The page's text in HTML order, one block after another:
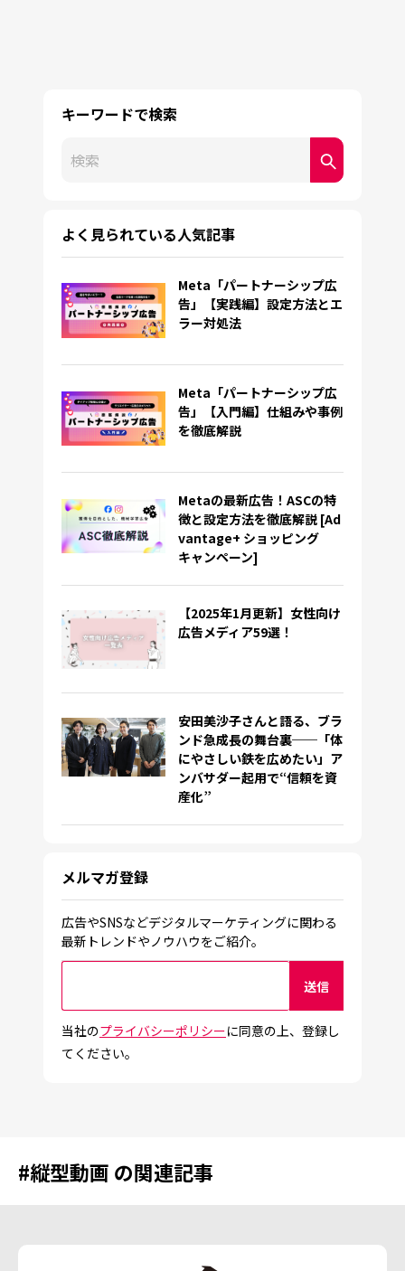
キーワードで検索
これは、自動候補機能付きの検索フィールドです。
よく見られている人気記事
Meta「パートナーシップ広
告」【実践編】設定方法とエ
ラー対処法
Meta「パートナーシップ広
告」【入門編】仕組みや事例
を徹底解説
Metaの最新広告！ASCの特
徴と設定方法を徹底解説 [Ad
vantage+ ショッピング
キャンペーン]
【2025年1月更新】女性向け
広告メディア59選！
安田美沙子さんと語る、ブラ
ンド急成長の舞台裏──「体
にやさしい鉄を広めたい」ア
ンバサダー起用で“信頼を資
産化”
メルマガ登録
広告やSNSなどデジタルマーケティングに関わる
最新トレンドやノウハウをご紹介。
当社のプライバシーポリシーに同意の上、登録し
てください。
#縦型動画 の関連記事